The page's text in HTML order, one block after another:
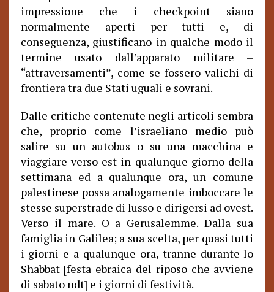
impressione che i checkpoint siano
normalmente aperti per tutti e, di
conseguenza, giustificano in qualche modo il
termine usato dall’apparato militare –
“attraversamenti”, come se fossero valichi di
frontiera tra due Stati uguali e sovrani.
Dalle critiche contenute negli articoli sembra
che, proprio come l’israeliano medio può
salire su un autobus o su una macchina e
viaggiare verso est in qualunque giorno della
settimana ed a qualunque ora, un comune
palestinese possa analogamente imboccare le
stesse superstrade di lusso e dirigersi ad ovest.
Verso il mare. O a Gerusalemme. Dalla sua
famiglia in Galilea; a sua scelta, per quasi tutti
i giorni e a qualunque ora, tranne durante lo
Shabbat [festa ebraica del riposo che avviene
di sabato ndt] e i giorni di festività.